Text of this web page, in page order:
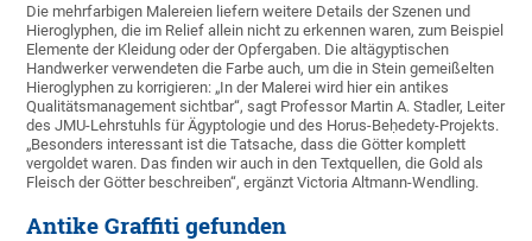
Die mehrfarbigen Malereien liefern weitere Details der Szenen und
Hieroglyphen, die im Relief allein nicht zu erkennen waren, zum Beispiel
Elemente der Kleidung oder der Opfergaben. Die altägyptischen
Handwerker verwendeten die Farbe auch, um die in Stein gemeißelten
Hieroglyphen zu korrigieren: „In der Malerei wird hier ein antikes
Qualitätsmanagement sichtbar“, sagt Professor Martin A. Stadler, Leiter
des JMU-Lehrstuhls für Ägyptologie und des Horus-Beḥedety-Projekts.
„Besonders interessant ist die Tatsache, dass die Götter komplett
vergoldet waren. Das finden wir auch in den Textquellen, die Gold als
Fleisch der Götter beschreiben“, ergänzt Victoria Altmann-Wendling.
Antike Graffiti gefunden